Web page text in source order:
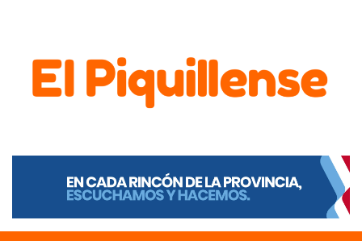
El Piquillense